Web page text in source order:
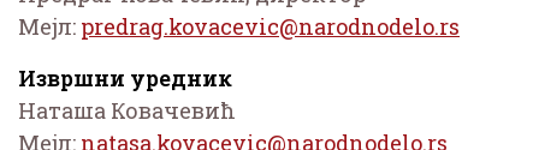
Мејл:
Извршни уредник
Наташа Ковачевић
Мејл: